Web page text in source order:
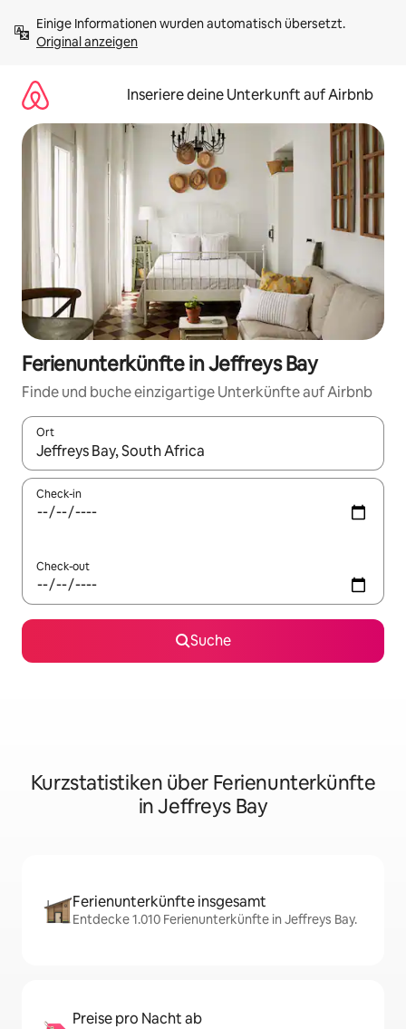
Inhalten
springenOriginal anzeigen
Inseriere deine Unterkunft auf Airbnb
Ferienunterkünfte in Jeffreys Bay
Finde und buche einzigartige Unterkünfte auf Airbnb
Ort
Wenn Ergebnisse verfügbar sind, navigiere mit den
Check-in
Check-out
Suche
Kurzstatistiken über Ferienunterkünfte
in Jeffreys Bay
Ferienunterkünfte insgesamt
Entdecke 1.010 Ferienunterkünfte in Jeffreys Bay.
Preise pro Nacht ab